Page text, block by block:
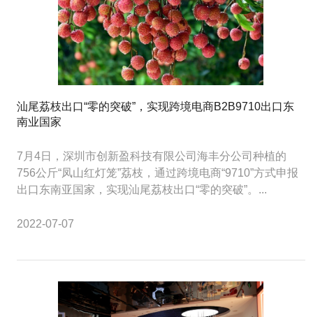
汕尾荔枝出口“零的突破”，实现跨境电商B2B9710出口东
南业国家
7月4日，深圳市创新盈科技有限公司海丰分公司种植的
756公斤“凤山红灯笼”荔枝，通过跨境电商“9710”方式申报
出口东南亚国家，实现汕尾荔枝出口“零的突破”。...
2022-07-07